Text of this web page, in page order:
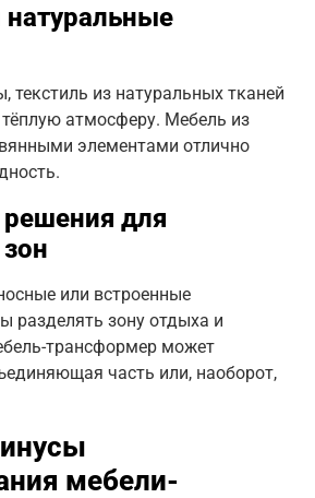
текстиль из натуральных тканей
атмосферу. Мебель из
элементами отлично
для
или встроенные
разделять зону отдыха и
трансформер может
часть или, наоборот,
мебели-